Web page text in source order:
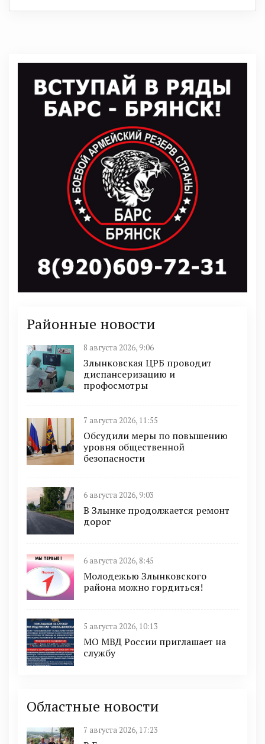
Районные новости
8 августа 2026, 9:06
Злынковская ЦРБ проводит
диспансеризацию и
профосмотры
7 августа 2026, 11:55
Обсудили меры по повышению
уровня общественной
безопасности
6 августа 2026, 9:03
В Злынке продолжается ремонт
дорог
6 августа 2026, 8:45
Молодежью Злынковского
района можно гордиться!
5 августа 2026, 10:13
МО МВД России приглашает на
службу
Областные новости
7 августа 2026, 17:23